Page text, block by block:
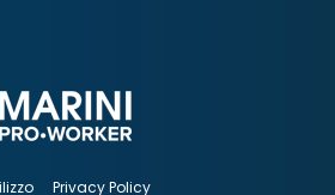
Privacy Policy